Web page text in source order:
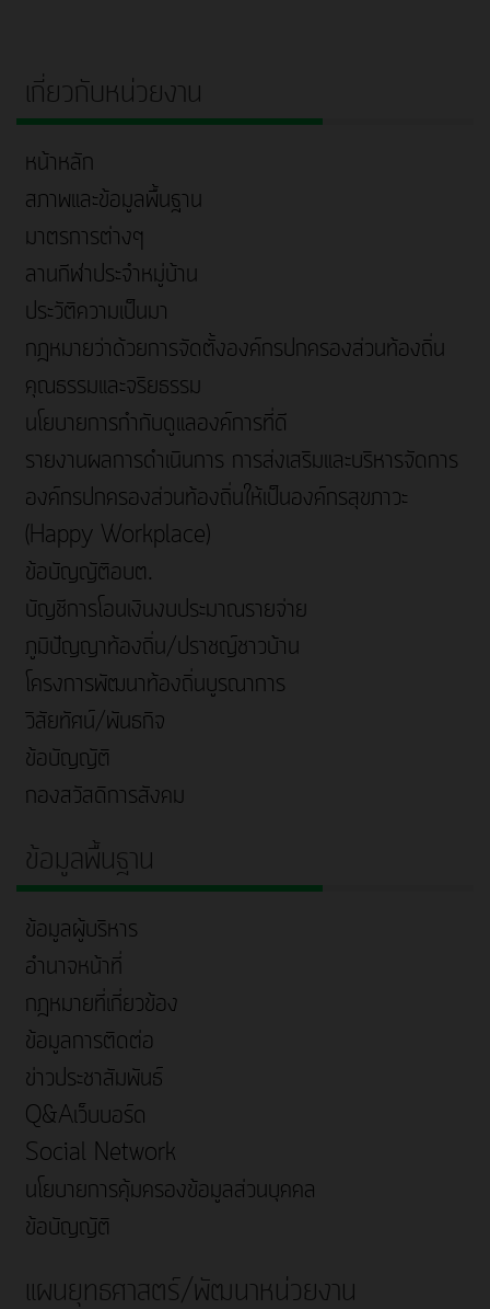
เกี่ยวกับหน่วยงาน
หน้าหลัก
สภาพและข้อมูลพื้นฐาน
มาตรการต่างๆ
ลานกีฬาประจำหมู่บ้าน
ประวัติความเป็นมา
กฎหมายว่าด้วยการจัดตั้งองค์กรปกครองส่วนท้องถิ่น
คุณธรรมและจริยธรรม
นโยบายการกำกับดูแลองค์การที่ดี
รายงานผลการดำเนินการ การส่งเสริมและบริหารจัดการ
องค์กรปกครองส่วนท้องถิ่นให้เป็นองค์กรสุขภาวะ
(Happy Workplace)
ข้อบัญญัติอบต.
บัญชีการโอนเงินงบประมาณรายจ่าย
ภูมิปัญญาท้องถิ่น/ปราชญ์ชาวบ้าน
โครงการพัฒนาท้องถิ่นบูรณาการ
วิสัยทัศน์/พันธกิจ
ข้อบัญญัติ
กองสวัสดิการสังคม
ข้อมูลพื้นฐาน
ข้อมูลผู้บริหาร
อำนาจหน้าที่
กฎหมายที่เกี่ยวข้อง
ข้อมูลการติดต่อ
ข่าวประชาสัมพันธ์
Q&Aเว็บบอร์ด
Social Network
นโยบายการคุ้มครองข้อมูลส่วนบุคคล
ข้อบัญญัติ
แผนยุทธศาสตร์/พัฒนาหน่วยงาน